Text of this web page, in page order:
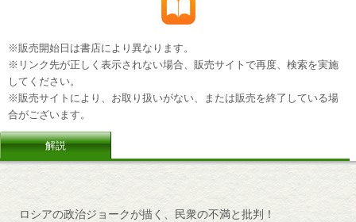
※販売開始日は書店により異なります。
※リンク先が正しく表示されない場合、販売サイトで再度、検索を実施
してください。
※販売サイトにより、お取り扱いがない、または販売を終了している場
合がございます。
解説
ロシアの政治ジョークが描く、民衆の不満と批判！